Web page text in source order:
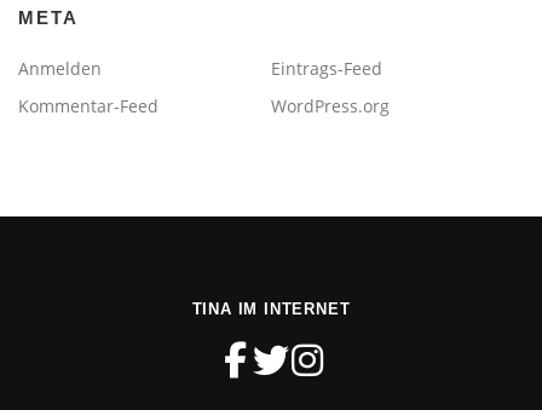
META
Anmelden
Eintrags-Feed
Kommentar-Feed
WordPress.org
TINA IM INTERNET